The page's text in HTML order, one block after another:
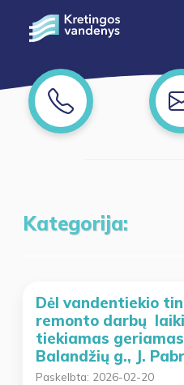
Kategorija:
Dėl vandentiekio
remonto darbų
tiekiamas
Balandžių g., J.
Paskelbta: 2026-02-20